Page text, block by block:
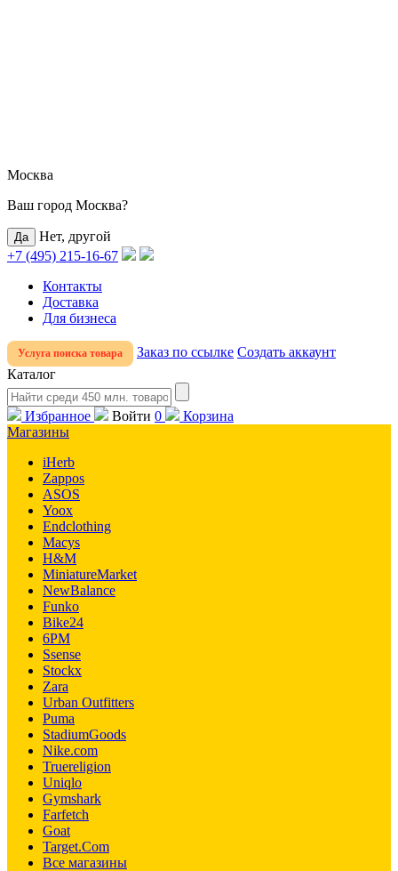
Москва
Ваш город Москва?
Нет, другой
+7 (495) 215-16-67
Контакты
Доставка
Для бизнеса
Услуга поиска товара Заказ по ссылке Создать аккаунт
Каталог
Избранное Войти 0
Корзина
Магазины
iHerb
Zappos
ASOS
Yoox
Endclothing
Macys
H&M
MiniatureMarket
NewBalance
Funko
Bike24
6PM
Ssense
Stockx
Zara
Urban Outfitters
Puma
StadiumGoods
Nike.com
Truereligion
Uniqlo
Gymshark
Farfetch
Goat
Target.Com
Все магазины